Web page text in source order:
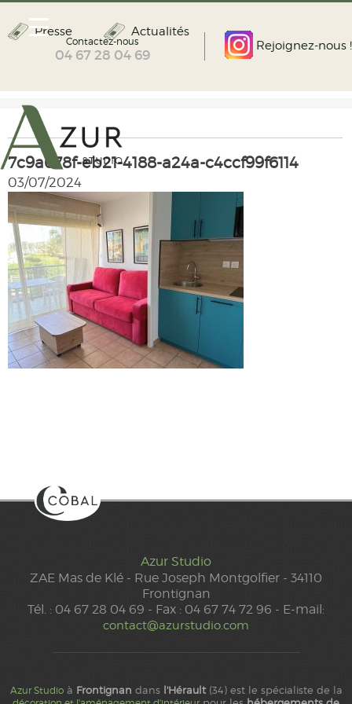
Rejoignez-nous !
Contactez-nous
04 67 28 04 69
Presse Actualités
7c9a678f-eb21-4188-a24a-c4ccf99f6114
03/07/2024
Azur Studio
ZAE Mas de Klé - Rue Joseph Montgolfier - 34110
Frontignan
Tél. : 04 67 28 04 69 - Fax : 04 67 74 72 96 - E-mail:
contact@azurstudio.com
Azur Studioà Frontignan dans l'Hérault(34) est le spécialiste de la